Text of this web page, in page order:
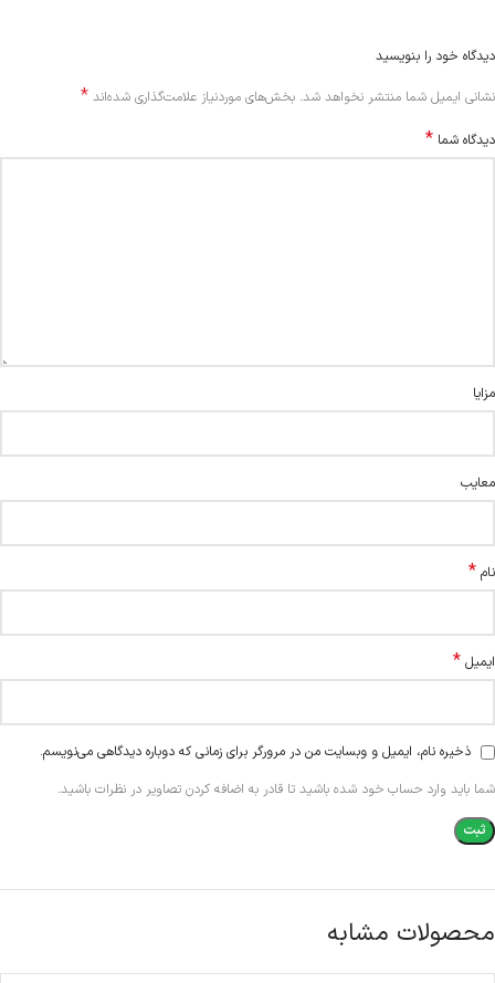
دیدگاه خود را بنویسید
نشانی ایمیل شما منتشر نخواهد شد. بخش‌های موردنیاز علامت‌گذاری شده‌اند *
دیدگاه شما *
مزایا
معایب
نام *
ایمیل *
ذخیره نام، ایمیل و وبسایت من در مرورگر برای زمانی که دوباره دیدگاهی می‌نویسم.
شما باید وارد حساب خود شده باشید تا قادر به اضافه کردن تصاویر در نظرات باشید.
Alternative:
محصولات مشابه